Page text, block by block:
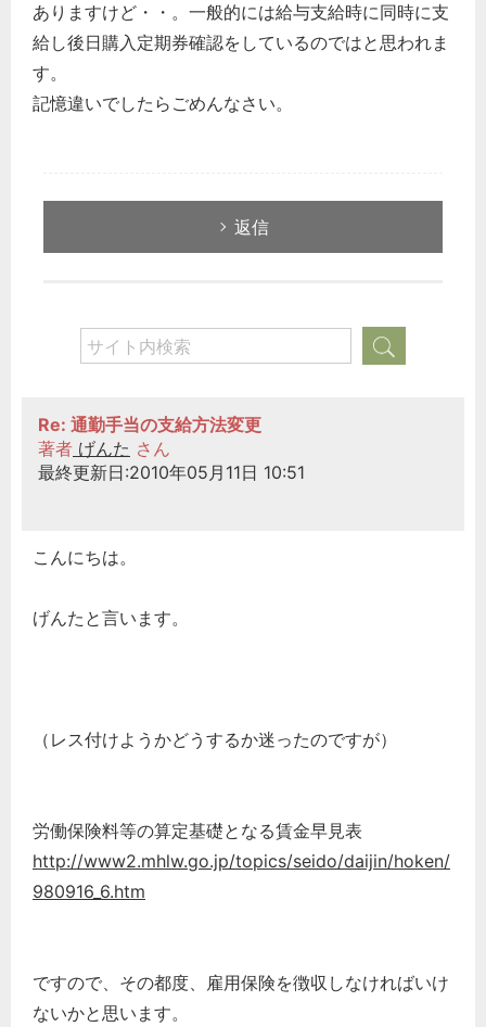
ありますけど・・。一般的には給与支給時に同時に支
給し後日購入定期券確認をしているのではと思われま
す。
記憶違いでしたらごめんなさい。
返信
Re: 通勤手当の支給方法変更
著者 げんた さん
最終更新日:2010年05月11日 10:51
こんにちは。
げんたと言います。
（レス付けようかどうするか迷ったのですが）
労働保険料等の算定基礎となる賃金早見表
http://www2.mhlw.go.jp/topics/seido/daijin/hoken/
980916_6.htm
ですので、その都度、雇用保険を徴収しなければいけ
ないかと思います。